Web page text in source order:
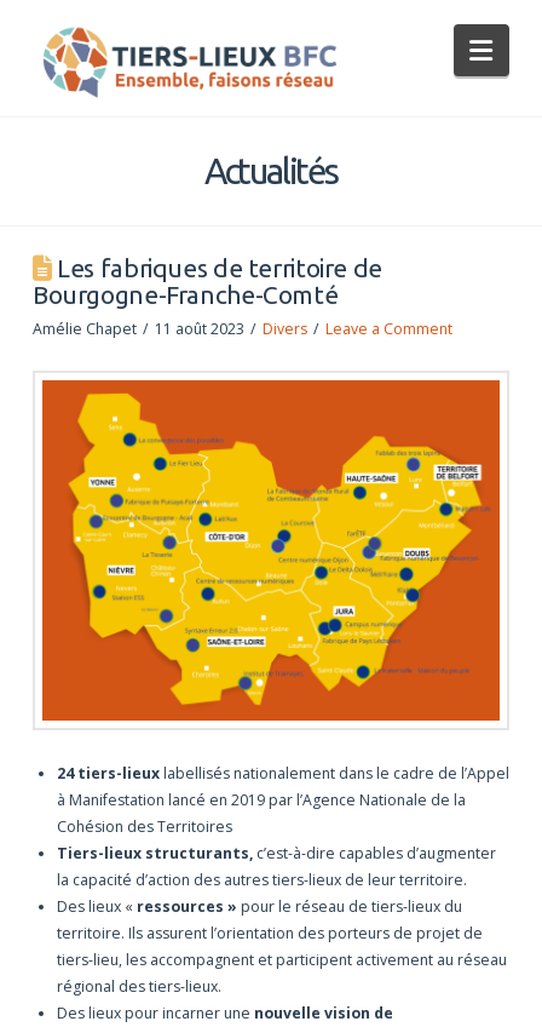
Tiers-
Lieux
Actualités
Les fabriques de territoire de
Bourgogne-Franche-Comté
Amélie Chapet 11 août 2023 Divers Leave a Comment
24 tiers-lieuxlabellisés nationalement dans le cadre de l’Appel
à Manifestation lancé en 2019 par l’Agence Nationale de la
Cohésion des Territoires
Tiers-lieux structurants, c’est-à-dire capables d’augmenter
la capacité d’action des autres tiers-lieux de leur territoire.
Des lieux « ressources »pour le réseau de tiers-lieux du
territoire. Ils assurent l’orientation des porteurs de projet de
tiers-lieu, les accompagnent et participent activement au réseau
régional des tiers-lieux.
Des lieux pour incarner une nouvelle vision de